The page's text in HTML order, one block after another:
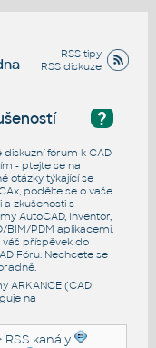
RSS tipy
RSS diskuze
?
diskuzní fórum k CAD
- ptejte se na
otázky týkající se
podělte se o vaše
a zkušenosti s
AutoCAD, Inventor,
BIM/PDM aplikacemi.
váš příspěvek do
Fóru. Nechcete se
.
ARKANCE (CAD
na
RSS kanály